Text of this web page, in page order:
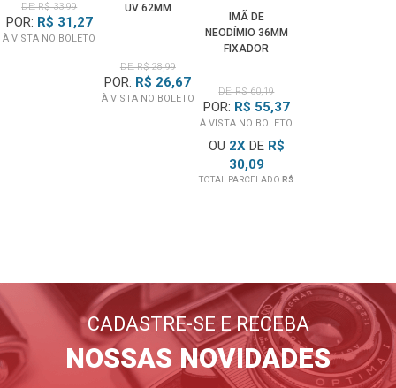
DE: R$ 33,99
POR: R$ 31,27
À VISTA NO BOLETO
UV 62MM
DE: R$ 28,99
POR: R$ 26,67
À VISTA NO BOLETO
IMÃ DE
NEODÍMIO 36MM
FIXADOR
40KG
DE: R$ 60,19
POR: R$ 55,37
À VISTA NO BOLETO
OU 2XDE R$
30,09
TOTAL PARCELADOR$
E tudo sobre fotografia
FIQUE POR DENTRO
CADASTRE-SE E RECEBA
NOSSAS NOVIDADES